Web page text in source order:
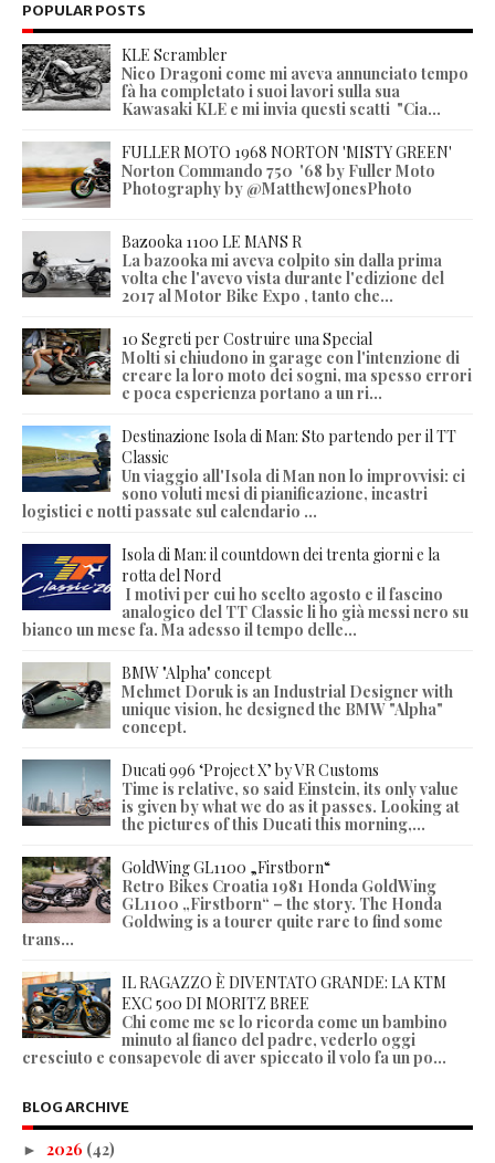
POPULAR POSTS
KLE Scrambler
Nico Dragoni come mi aveva annunciato tempo
fà ha completato i suoi lavori sulla sua
Kawasaki KLE e mi invia questi scatti "Cia...
FULLER MOTO 1968 NORTON 'MISTY GREEN'
Norton Commando 750 '68 by Fuller Moto
Photography by @MatthewJonesPhoto
Bazooka 1100 LE MANS R
La bazooka mi aveva colpito sin dalla prima
volta che l'avevo vista durante l'edizione del
2017 al Motor Bike Expo , tanto che...
10 Segreti per Costruire una Special
Molti si chiudono in garage con l'intenzione di
creare la loro moto dei sogni, ma spesso errori
e poca esperienza portano a un ri...
Destinazione Isola di Man: Sto partendo per il TT
Classic
Un viaggio all'Isola di Man non lo improvvisi: ci
sono voluti mesi di pianificazione, incastri
logistici e notti passate sul calendario ...
Isola di Man: il countdown dei trenta giorni e la
rotta del Nord
I motivi per cui ho scelto agosto e il fascino
analogico del TT Classic li ho già messi nero su
bianco un mese fa. Ma adesso il tempo delle...
BMW "Alpha" concept
Mehmet Doruk is an Industrial Designer with
unique vision, he designed the BMW "Alpha"
concept.
Ducati 996 ‘Project X’ by VR Customs
Time is relative, so said Einstein, its only value
is given by what we do as it passes. Looking at
the pictures of this Ducati this morning,...
GoldWing GL1100 „Firstborn“
Retro Bikes Croatia 1981 Honda GoldWing
GL1100 „Firstborn“ – the story. The Honda
Goldwing is a tourer quite rare to find some
trans...
IL RAGAZZO È DIVENTATO GRANDE: LA KTM
EXC 500 DI MORITZ BREE
Chi come me se lo ricorda come un bambino
minuto al fianco del padre, vederlo oggi
cresciuto e consapevole di aver spiccato il volo fa un po...
BLOG ARCHIVE
► 2026 (42)